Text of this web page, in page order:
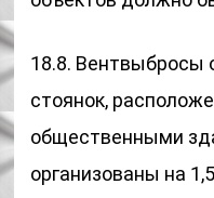
18.8. Вентвыбросы
стоянок,
общественными
организованы на